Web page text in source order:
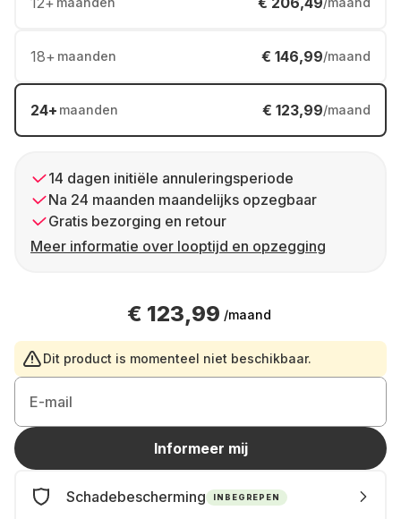
18+ maanden € 146,99/maand
24+ maanden € 123,99/maand
14 dagen initiële annuleringsperiode
Na 24 maanden maandelijks opzegbaar
Gratis bezorging en retour
Meer informatie over looptijd en opzegging
€ 123,99 /maand
Dit product is momenteel niet beschikbaar.
E-mail
Informeer mij
Schadebescherming INBEGREPEN